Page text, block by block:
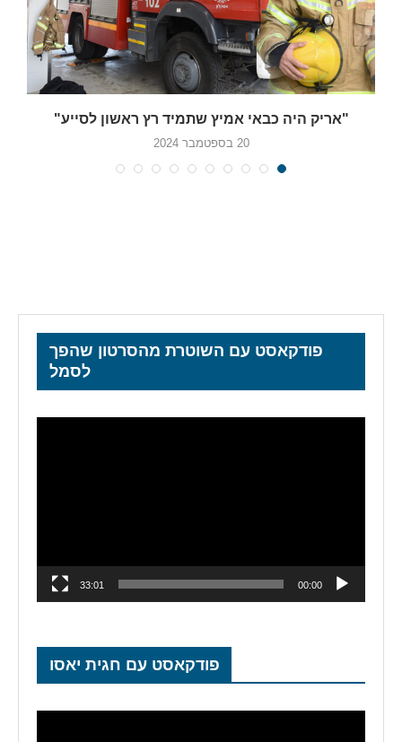
"אריק היה כבאי אמיץ שתמיד רץ ראשון לסייע"
20 בספטמבר 2024
פודקאסט עם השוטרת מהסרטון שהפך
לסמל
00:00
33:01
פודקאסט עם חגית יאסו